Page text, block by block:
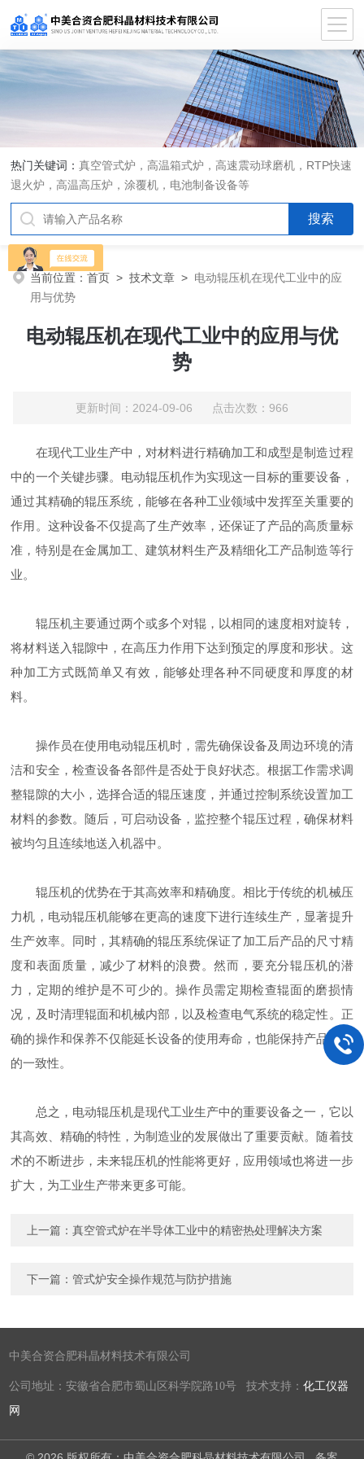
热门关键词：真空管式炉，高温箱式炉，高速震动球磨机，RTP快速
退火炉，高温高压炉，涂覆机，电池制备设备等
当前位置：首页 >技术文章 > 电动辊压机在现代工业中的应
用与优势
电动辊压机在现代工业中的应用与优
势
更新时间：2024-09-06 点击次数：966
在现代工业生产中，对材料进行精确加工和成型是制造过程
中的一个关键步骤。电动辊压机作为实现这一目标的重要设备，
通过其精确的辊压系统，能够在各种工业领域中发挥至关重要的
作用。这种设备不仅提高了生产效率，还保证了产品的高质量标
准，特别是在金属加工、建筑材料生产及精细化工产品制造等行
业。
辊压机主要通过两个或多个对辊，以相同的速度相对旋转，
将材料送入辊隙中，在高压力作用下达到预定的厚度和形状。这
种加工方式既简单又有效，能够处理各种不同硬度和厚度的材
料。
操作员在使用电动辊压机时，需先确保设备及周边环境的清
洁和安全，检查设备各部件是否处于良好状态。根据工作需求调
整辊隙的大小，选择合适的辊压速度，并通过控制系统设置加工
材料的参数。随后，可启动设备，监控整个辊压过程，确保材料
被均匀且连续地送入机器中。
辊压机的优势在于其高效率和精确度。相比于传统的机械压
力机，电动辊压机能够在更高的速度下进行连续生产，显著提升
生产效率。同时，其精确的辊压系统保证了加工后产品的尺寸精
度和表面质量，减少了材料的浪费。然而，要充分辊压机的潜
力，定期的维护是不可少的。操作员需定期检查辊面的磨损情
况，及时清理辊面和机械内部，以及检查电气系统的稳定性。正
确的操作和保养不仅能延长设备的使用寿命，也能保持产品质量
的一致性。
总之，电动辊压机是现代工业生产中的重要设备之一，它以
其高效、精确的特性，为制造业的发展做出了重要贡献。随着技
术的不断进步，未来辊压机的性能将更好，应用领域也将进一步
扩大，为工业生产带来更多可能。
上一篇：真空管式炉在半导体工业中的精密热处理解决方案
下一篇：管式炉安全操作规范与防护措施
中美合资合肥科晶材料技术有限公司
公司地址：安徽省合肥市蜀山区科学院路10号 技术支持：化工仪器
网